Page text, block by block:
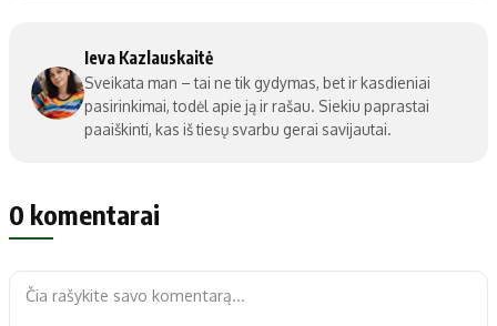
Ieva Kazlauskaitė
Sveikata man – tai ne tik gydymas, bet ir kasdieniai
pasirinkimai, todėl apie ją ir rašau. Siekiu paprastai
paaiškinti, kas iš tiesų svarbu gerai savijautai.
0 komentarai